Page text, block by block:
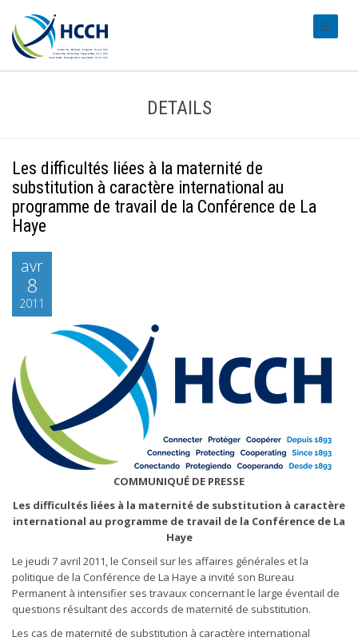
DETAILS
Les difficultés liées à la maternité de
substitution à caractère international au
programme de travail de la Conférence de La
Haye
avr
8
2011
COMMUNIQUÉ DE PRESSE
Les difficultés liées à la maternité de substitution à caractère
international au programme de travail de la Conférence de La
Haye
Le jeudi 7 avril 2011, le Conseil sur les affaires générales et la
politique de la Conférence de La Haye a invité son Bureau
Permanent à intensifier ses travaux concernant le large éventail de
questions résultant des accords de maternité de substitution.
Les cas de maternité de substitution à caractère international